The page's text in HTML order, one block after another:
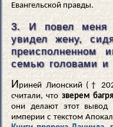
Евангельской правды.
3. И повел
увидел жену,
преисполненном
семью головами и
Ириней Лионский (†
считали, что зверем
они делают этот вывод
империи с текстом